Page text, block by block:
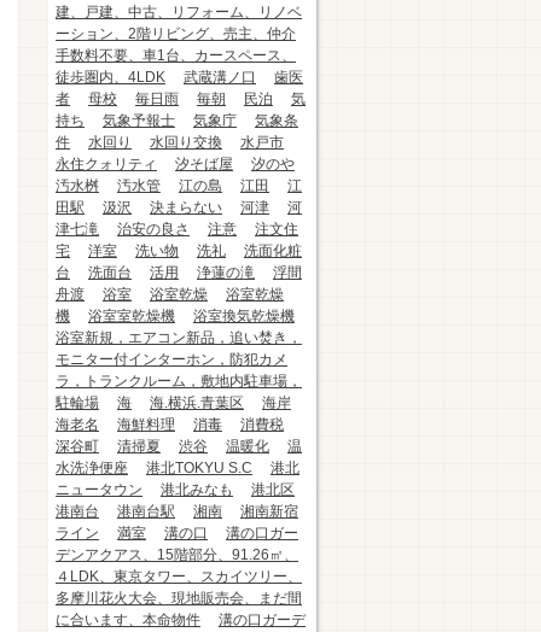
建、戸建、中古、リフォーム、リノベ
ーション、2階リビング、売主、仲介
手数料不要、車1台、カースペース、
徒歩圏内、4LDK
武蔵溝ノ口
歯医
者
母校 毎日雨 毎朝 民泊
気
持ち
気象予報士 気象庁
気象条
件
水回り 水回り交換
水戸市
永住クォリティ
汐そば屋
汐のや
汚水桝
汚水管 江の島 江田
江
田駅
汲沢 決まらない 河津
河
津七滝
治安の良さ 注意
注文住
宅
洋室 洗い物 洗礼
洗面化粧
台
洗面台 活用 浄蓮の滝
浮間
舟渡
浴室 浴室乾燥
浴室乾燥
機
浴室室乾燥機
浴室換気乾燥機
浴室新規，エアコン新品，追い焚き，
モニター付インターホン，防犯カメ
ラ，トランクルーム，敷地内駐車場，
駐輪場
海 海.横浜.青葉区
海岸
海老名
海鮮料理 消毒
消費税
深谷町
清掃夏 渋谷 温暖化
温
水洗浄便座
港北TOKYU S.C
港北
ニュータウン
港北みなも
港北区
港南台
港南台駅 湘南
湘南新宿
ライン
満室 溝の口
溝の口ガー
デンアクアス、15階部分、91.26㎡、
４LDK、東京タワー、スカイツリー、
多摩川花火大会、現地販売会、まだ間
に合います、本命物件
溝の口ガーデ